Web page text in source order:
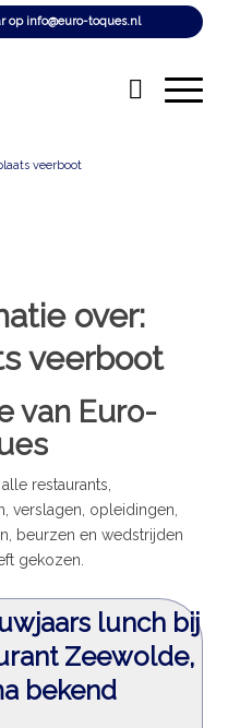
op info@euro-toques.nl
veerboot
over:
veerboot
van Euro-
restaurants,
verslagen, opleidingen,
beurzen en wedstrijden
gekozen.
lunch bij
Zeewolde,
bekend